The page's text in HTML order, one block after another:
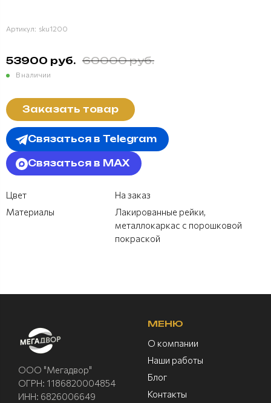
Артикул: sku1200
53900 руб. 60000 руб.
В наличии
Заказать товар
Связаться в Telegram
Связаться в MAX
Цвет
На заказ
Материалы
Лакированные рейки,
металлокаркас с порошковой
покраской
ООО "Мегадвор"
ОГРН: 1186820004854
ИНН: 6826006649
МЕНЮ
О компании
Наши работы
Блог
Контакты